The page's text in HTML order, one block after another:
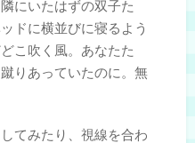
にいたはずの双子た
ドに横並びに寝るよう
こ吹く風。あなたた
りあっていたのに。無
てみたり、視線を合わ